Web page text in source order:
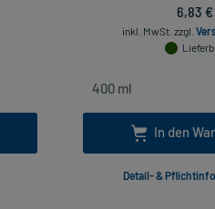
6,83 €
inkl. MwSt. zzgl.
In den
Detail- &